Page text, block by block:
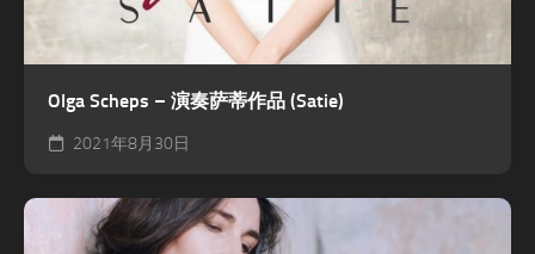
Olga Scheps – 演奏萨蒂作品 (Satie)
2021年8月30日